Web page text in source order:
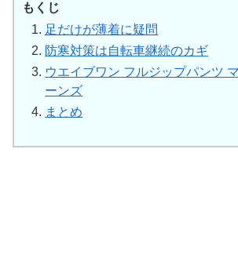
もくじ
足だけが薄着に疑問
防寒対策は自転車継続のカギ
ウエイブワン フルジップパンツ
ーンズ
まとめ